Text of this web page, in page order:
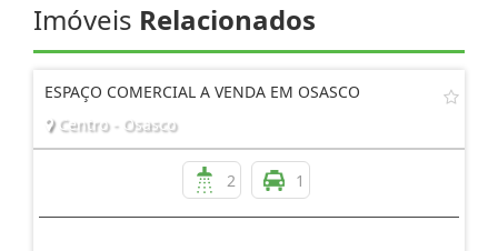
Imóveis Relacionados
ESPAÇO COMERCIAL A VENDA EM OSASCO
Centro - Osasco
2 1